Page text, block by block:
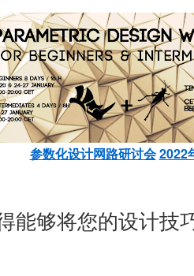
参数化设计网路研讨会2022
能够将您的设计技